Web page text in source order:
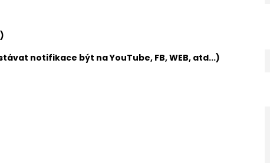
notifikace být na YouTube, FB, WEB, atd...)